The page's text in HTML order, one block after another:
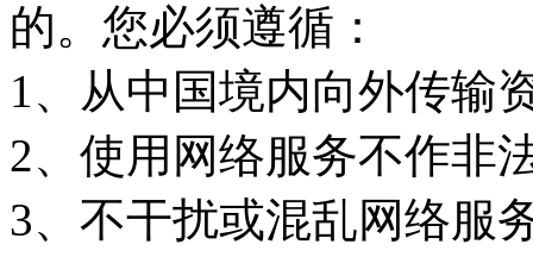
的。您必须遵循：
1、从中国境内向外传输
2、使用网络服务不作非
3、不干扰或混乱网络服